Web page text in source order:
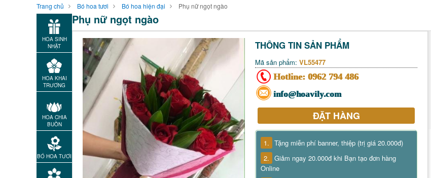
Trang chủ Bó hoa tươi Bó hoa hiện đại Phụ nữ ngọt ngào
HOA SINH
NHẬT
HOA KHAI
TRƯƠNG
HOA CHIA
BUỒN
BÓ HOA TƯƠI
Phụ nữ ngọt ngào
THÔNG TIN SẢN PHẨM
Mã sản phẩm: VL55477
Hotline: 0962 794 486
info@hoavily.com
ĐẶT HÀNG
1. Tặng miễn phí banner, thiệp (trị giá 20.000đ)
2. Giảm ngay 20.000đ khi Bạn tạo đơn hàng
Online